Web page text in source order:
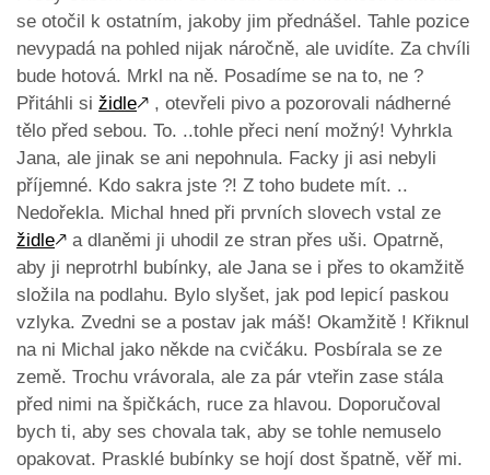
se otočil k ostatním, jakoby jim přednášel. Tahle pozice
nevypadá na pohled nijak náročně, ale uvidíte. Za chvíli
bude hotová. Mrkl na ně. Posadíme se na to, ne ?
Přitáhli si židle🡕 , otevřeli pivo a pozorovali nádherné
tělo před sebou. To. ..tohle přeci není možný! Vyhrkla
Jana, ale jinak se ani nepohnula. Facky ji asi nebyli
příjemné. Kdo sakra jste ?! Z toho budete mít. ..
Nedořekla. Michal hned při prvních slovech vstal ze
židle🡕 a dlaněmi ji uhodil ze stran přes uši. Opatrně,
aby ji neprotrhl bubínky, ale Jana se i přes to okamžitě
složila na podlahu. Bylo slyšet, jak pod lepicí paskou
vzlyka. Zvedni se a postav jak máš! Okamžitě ! Křiknul
na ni Michal jako někde na cvičáku. Posbírala se ze
země. Trochu vrávorala, ale za pár vteřin zase stála
před nimi na špičkách, ruce za hlavou. Doporučoval
bych ti, aby ses chovala tak, aby se tohle nemuselo
opakovat. Prasklé bubínky se hojí dost špatně, věř mi.